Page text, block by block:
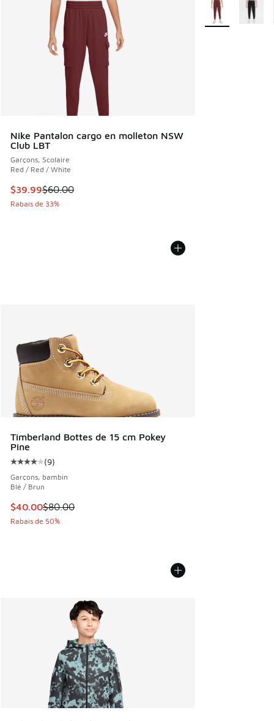
Nike Pantalon cargo en molleton NSW
Club LBT
Garçons, Scolaire
Red / Red / White
Cet article est en solde. Le prix est passé de $60.00 à
$39.99$60.00
Rabais de 33%
Plus de couleurs
Timberland Bottes de 15 cm Pokey
Pine
Cote moyenne du client - [4 sur 5 étoiles], 9 commentaires
(9)
Garçons, bambin
Blé / Brun
Cet article est en solde. Le prix est passé de $80.00 à
$40.00$80.00
Rabais de 50%